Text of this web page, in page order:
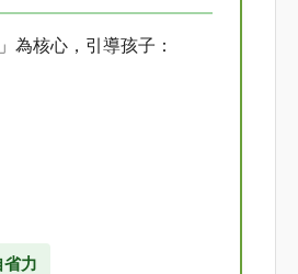
為核心，引導孩子：
省力